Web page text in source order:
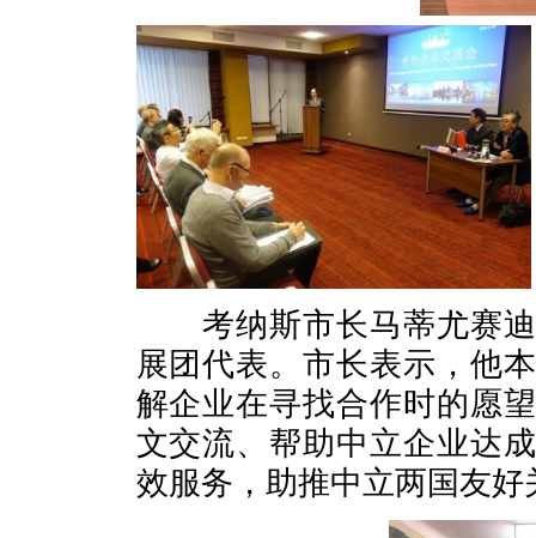
考纳斯市长马蒂尤赛迪
展团代表。市长表示，他
解企业在寻找合作时的愿
文交流、帮助中立企业达
效服务，助推中立两国友好